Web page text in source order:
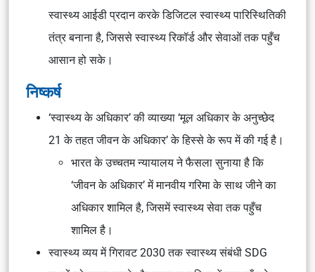
स्वास्थ्य आईडी प्रदान करके डिजिटल स्वास्थ्य पारिस्थितिकी
तंत्र बनाना है, जिससे स्वास्थ्य रिकॉर्ड और सेवाओं तक पहुँच
आसान हो सके।
निष्कर्ष
‘स्वास्थ्य के अधिकार’ की व्याख्या ‘मूल अधिकार के अनुच्छेद
21 के तहत जीवन के अधिकार’ के हिस्से के रूप में की गई है।
भारत के उच्चतम न्यायालय ने फैसला सुनाया है कि
‘जीवन के अधिकार’ में मानवीय गरिमा के साथ जीने का
अधिकार शामिल है, जिसमें स्वास्थ्य सेवा तक पहुँच
शामिल है।
स्वास्थ्य व्यय में गिरावट 2030 तक स्वास्थ्य संबंधी SDG